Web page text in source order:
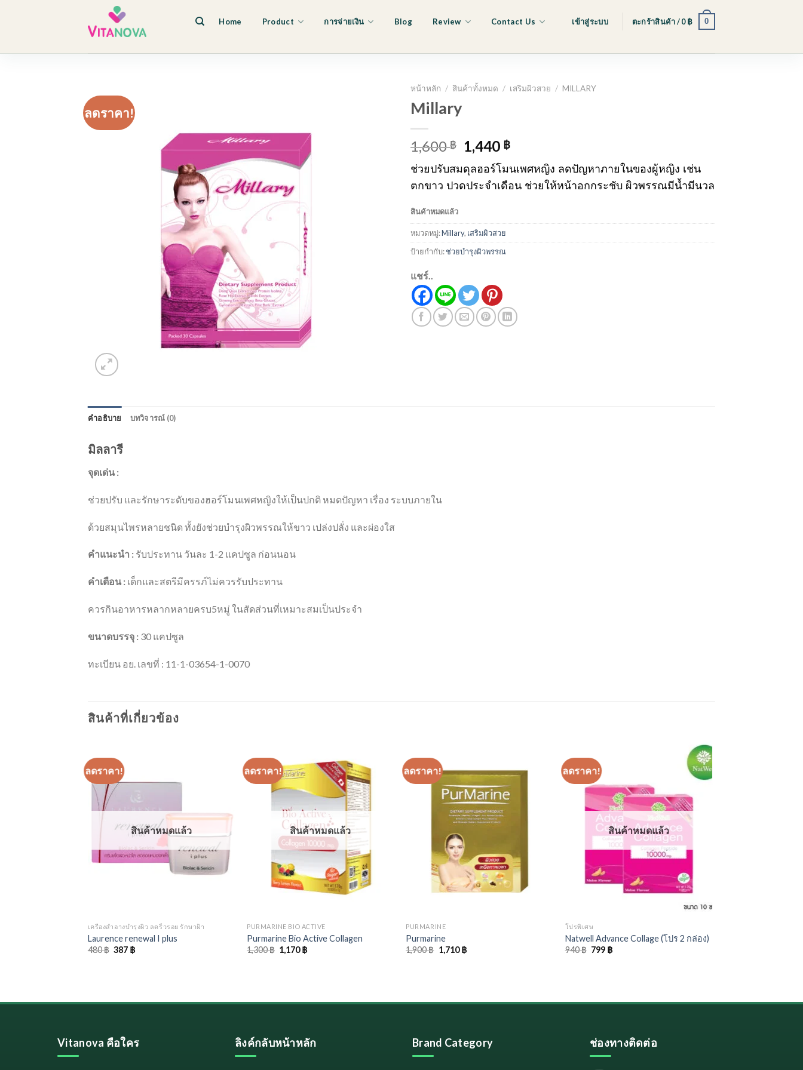
Home Product การจ่ายเงิน Blog Review Contact Us เข้าสู่ระบบ ตะกร้าสินค้า /0฿ 0
ลดราคา!
หน้าหลัก / สินค้าทั้งหมด / เสริมผิวสวย / MILLARY
Millary
1,600฿
Original
price
was:
1,600 ฿.
1,440 ฿Current
is:
1,440 ฿.
ช่วยปรับสมดุลฮอร์โมนเพศหญิง ลดปัญหาภายในของผู้หญิง เช่น
ตกขาว ปวดประจำเดือน ช่วยให้หน้าอกกระชับ ผิวพรรณมีน้ำมีนวล
สินค้าหมดแล้ว
หมวดหมู่:Millary, เสริมผิวสวย
ป้ายกำกับ:ช่วยบำรุงผิวพรรณ
แชร์..
คำอธิบาย บทวิจารณ์ (0)
มิลลารี
จุดเด่น :
ช่วยปรับ และรักษาระดับของฮอร์โมนเพศหญิงให้เป็นปกติ หมดปัญหา เรื่อง ระบบภายใน
ด้วยสมุนไพรหลายชนิด ทั้งยังช่วยบำรุงผิวพรรณให้ขาว เปล่งปลั่ง และผ่องใส
คำแนะนำ : รับประทาน วันละ 1-2 แคปซูล ก่อนนอน
คำเตือน : เด็กและสตรีมีครรภ์ไม่ควรรับประทาน
ควรกินอาหารหลากหลายครบ5หมู่ ในสัดส่วนที่เหมาะสมเป็นประจำ
ขนาดบรรจุ : 30 แคปซูล
ทะเบียน อย. เลขที่ : 11-1-03654-1-0070
สินค้าที่เกี่ยวข้อง
ลดราคา!
สินค้าหมดแล้ว
เครืองสำอางบำรุงผิว ลดริ้วรอย รักษาฝ้า
Laurence renewal I plus
480฿ Original
price
387 ฿Current
ลดราคา!
สินค้าหมดแล้ว
PURMARINE BIO ACTIVE
Purmarine Bio Active Collagen
1,300฿ Original
price
1,170฿Current
ลดราคา!
PURMARINE
Purmarine
1,900฿ Original
price
1,710฿Current
ลดราคา!
สินค้าหมดแล้ว
โปรพิเศษ
Natwell Advance Collage (โปร 2 กล่อง)
940฿ Original
799 ฿Current
Vitanova คือใคร ลิงค์กลับหน้าหลัก Brand Category ช่องทางติดต่อ